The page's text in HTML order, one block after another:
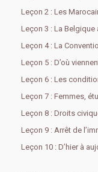
Leçon 2 : Les
Leçon 3 : La
Leçon 4 : La
Leçon 5 : D’où
Leçon 6 : Les
Leçon 7 : Femmes,
Leçon 8 : Droits
Leçon 9 : Arrêt de
Leçon 10 : D’hier à